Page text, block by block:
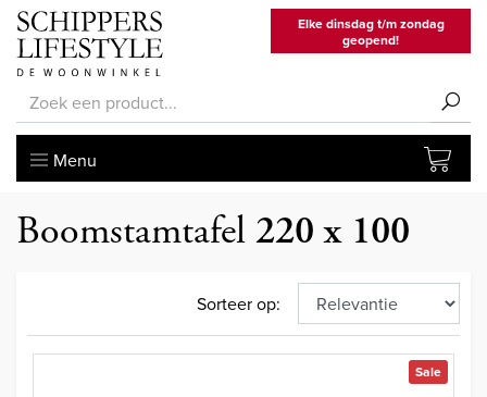
Elke dinsdag t/m zondag
geopend!
Menu
Boomstamtafel220 x 100
Sorteer op:
Sale